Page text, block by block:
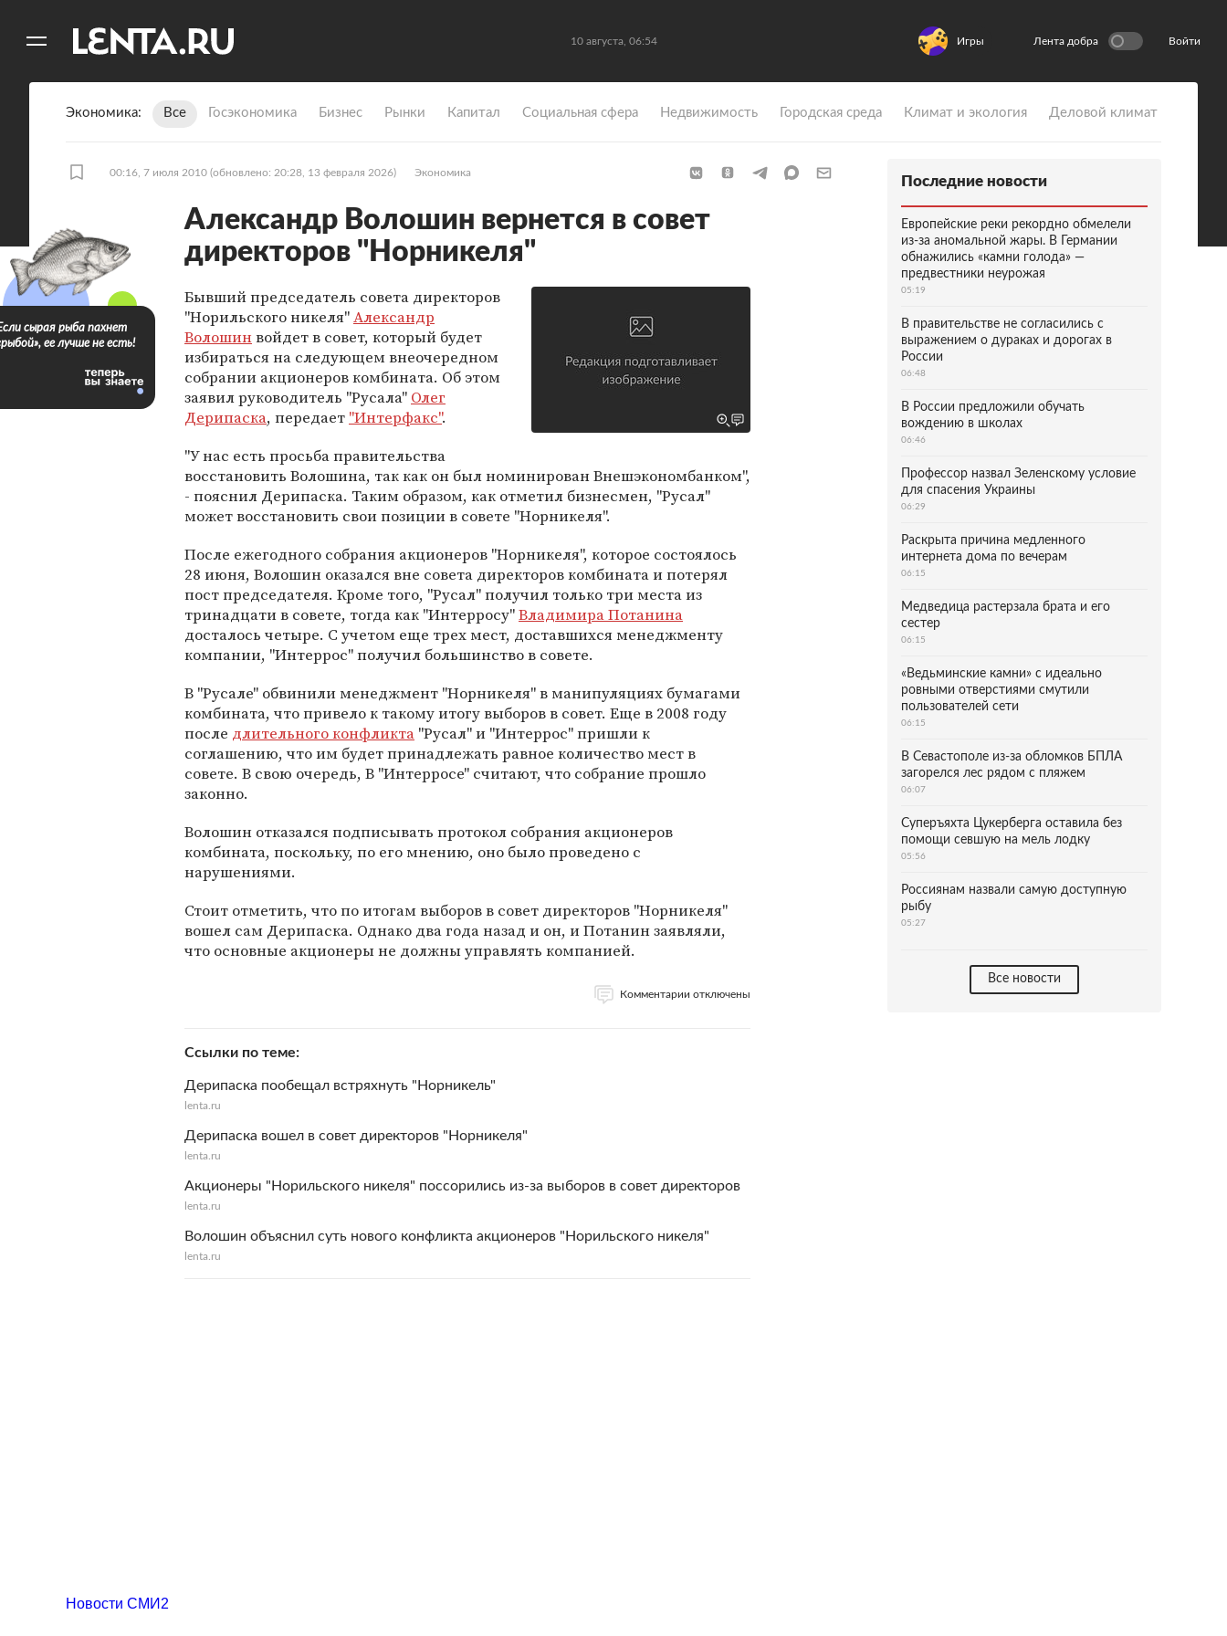
10 августа, 06:54 Игры Лента добра Войти
Экономика Все Госэкономика Бизнес Рынки Капитал Социальная сфера Недвижимость Городская среда Климат и экология Деловой климат
00:16, 7 июля 2010 (обновлено: 20:28, 13 февраля 2026) Экономика
Александр Волошин вернется в совет
директоров "Норникеля"
Бывший председатель совета директоров
"Норильского никеля"Александр
Волошинвойдет в совет, который будет
избираться на следующем внеочередном
собрании акционеров комбината. Об этом
заявил руководитель "Русала" Олег
Дерипаска, передает "Интерфакс".
"У нас есть просьба правительства
восстановить Волошина, так как он был номинирован Внешэкономбанком",
- пояснил Дерипаска. Таким образом, как отметил бизнесмен, "Русал"
может восстановить свои позиции в совете "Норникеля".
После ежегодного собрания акционеров "Норникеля", которое состоялось
28 июня, Волошин оказался вне совета директоров комбината и потерял
пост председателя. Кроме того, "Русал" получил только три места из
тринадцати в совете, тогда как "Интерросу"Владимира Потанина
досталось четыре. С учетом еще трех мест, доставшихся менеджменту
компании, "Интеррос" получил большинство в совете.
В "Русале" обвинили менеджмент "Норникеля" в манипуляциях бумагами
комбината, что привело к такому итогу выборов в совет. Еще в 2008 году
после длительного конфликта "Русал" и "Интеррос" пришли к
соглашению, что им будет принадлежать равное количество мест в
совете. В свою очередь, В "Интерросе" считают, что собрание прошло
законно.
Волошин отказался подписывать протокол собрания акционеров
комбината, поскольку, по его мнению, оно было проведено с
нарушениями.
Стоит отметить, что по итогам выборов в совет директоров "Норникеля"
вошел сам Дерипаска. Однако два года назад и он, и Потанин заявляли,
что основные акционеры не должны управлять компанией.
Комментарии отключены
Ссылки по теме
Дерипаска пообещал встряхнуть "Норникель"
lenta.ru
Дерипаска вошел в совет директоров "Норникеля"
lenta.ru
Акционеры "Норильского никеля" поссорились из-за выборов в совет директоров
lenta.ru
Волошин объяснил суть нового конфликта акционеров "Норильского никеля"
lenta.ru
сырая рыба пахнет
ее лучше не есть!
Последние новости
Европейские реки рекордно обмелели
из-за аномальной жары. В Германии
обнажились «камни голода» —
предвестники неурожая
05:19
В правительстве не согласились с
выражением о дураках и дорогах в
России
06:48
В России предложили обучать
вождению в школах
06:46
Профессор назвал Зеленскому условие
для спасения Украины
06:29
Раскрыта причина медленного
интернета дома по вечерам
06:15
Медведица растерзала брата и его
сестер
06:15
«Ведьминские камни» с идеально
ровными отверстиями смутили
пользователей сети
06:15
В Севастополе из-за обломков БПЛА
загорелся лес рядом с пляжем
06:07
Суперъяхта Цукерберга оставила без
помощи севшую на мель лодку
05:56
Россиянам назвали самую доступную
рыбу
05:27
Все новости
Новости СМИ2